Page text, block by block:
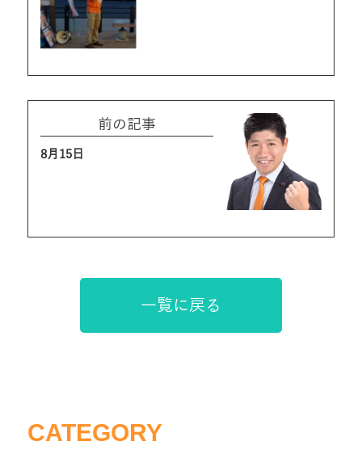
前の記事
8月15日
一覧に戻る
CATEGORY